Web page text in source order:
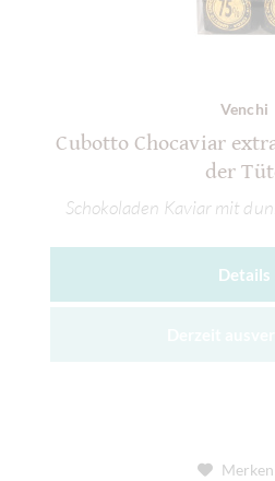
Venchi
Cubotto Chocaviar
der
Schokoladen Kaviar mit
Details
Merken